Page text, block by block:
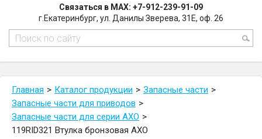
Связаться в MAX: +7-912-239-91-09
г.Екатеринбург, ул. Данилы Зверева, 31Е, оф. 26
Главная Каталог продукции
Запасные части
Запасные части для приводов
Запасные части для серии AXO
119RID321 Втулка бронзовая AXO